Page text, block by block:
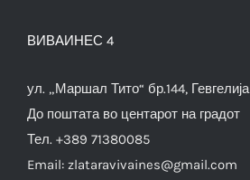
ВИВАИНЕС 4
ул. „Маршал Тито“ бр.144, Гевгелија
До поштата во центарот на градот
Тел. +389 71380085
Email: zlataravivaines@gmail.com